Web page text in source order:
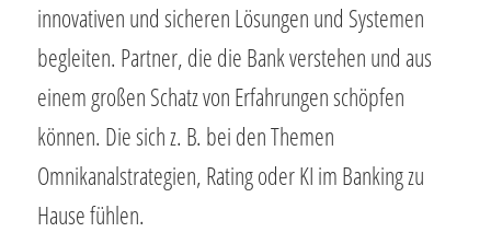
innovativen und sicheren Lösungen und Systemen
begleiten. Partner, die die Bank verstehen und aus
einem großen Schatz von Erfahrungen schöpfen
können. Die sich z. B. bei den Themen
Omnikanalstrategien, Rating oder KI im Banking zu
Hause fühlen.